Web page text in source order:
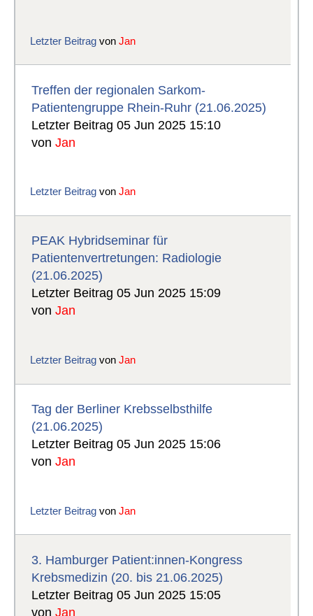
Letzter Beitrag vonJan
Treffen der regionalen Sarkom-
Patientengruppe Rhein-Ruhr (21.06.2025)
Letzter Beitrag 05 Jun 2025 15:10
vonJan
Letzter Beitrag vonJan
PEAK Hybridseminar für
Patientenvertretungen: Radiologie
(21.06.2025)
Letzter Beitrag 05 Jun 2025 15:09
vonJan
Letzter Beitrag vonJan
Tag der Berliner Krebsselbsthilfe
(21.06.2025)
Letzter Beitrag 05 Jun 2025 15:06
vonJan
Letzter Beitrag vonJan
3. Hamburger Patient:innen-Kongress
Krebsmedizin (20. bis 21.06.2025)
Letzter Beitrag 05 Jun 2025 15:05
vonJan